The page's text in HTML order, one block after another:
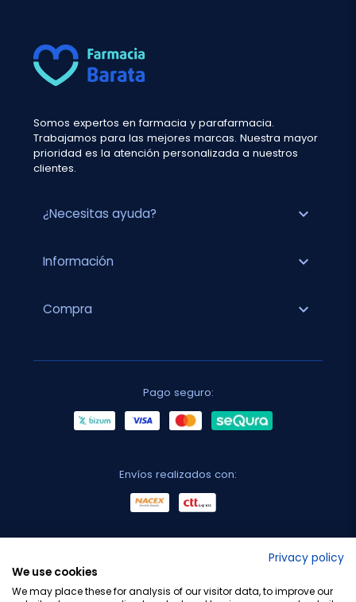
Somos expertos en farmacia y parafarmacia.
Trabajamos para las mejores marcas. Nuestra mayor
prioridad es la atención personalizada a nuestros
clientes.
¿Necesitas ayuda? expand_more
Información expand_more
Compra expand_more
Pago seguro:
Envíos realizados con:
Privacy policy
We use cookies
We may place these for analysis of our visitor data, to improve our